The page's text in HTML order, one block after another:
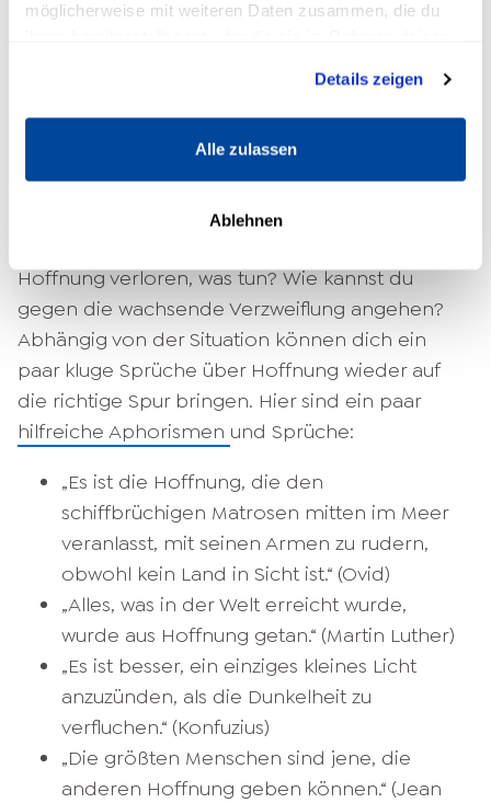
möglicherweise mit weiteren Daten zusammen, die du
Details zeigen
Alle zulassen
Ablehnen
Anstelle der Hoffnung treten Sorgen und
förmlich von den Schwierigkeiten erdrückt.
Hoffnung verloren, was tun? Wie kannst du
gegen die wachsende Verzweiflung angehen?
Abhängig von der Situation können dich ein
paar kluge Sprüche über Hoffnung wieder auf
die richtige Spur bringen. Hier sind ein paar
hilfreiche Aphorismen und Sprüche:
„Es ist die Hoffnung, die den
schiffbrüchigen Matrosen mitten im Meer
veranlasst, mit seinen Armen zu rudern,
obwohl kein Land in Sicht ist.“ (Ovid)
„Alles, was in der Welt erreicht wurde,
wurde aus Hoffnung getan.“ (Martin Luther)
„Es ist besser, ein einziges kleines Licht
anzuzünden, als die Dunkelheit zu
verfluchen.“ (Konfuzius)
„Die größten Menschen sind jene, die
anderen Hoffnung geben können.“ (Jean